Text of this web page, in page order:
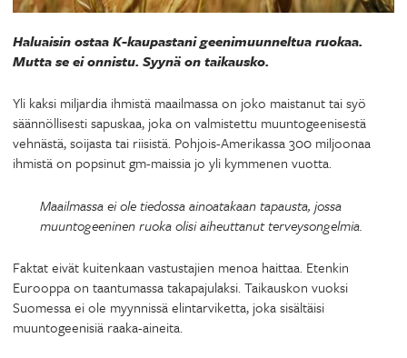
Haluaisin ostaa K-kaupastani geenimuunneltua ruokaa.
Mutta se ei onnistu. Syynä on taikausko.
Yli kaksi miljardia ihmistä maailmassa on joko maistanut tai syö
säännöllisesti sapuskaa, joka on valmistettu muuntogeenisestä
vehnästä, soijasta tai riisistä. Pohjois-Amerikassa 300 miljoonaa
ihmistä on popsinut gm-maissia jo yli kymmenen vuotta.
Maailmassa ei ole tiedossa ainoatakaan tapausta, jossa
muuntogeeninen ruoka olisi aiheuttanut terveysongelmia.
Faktat eivät kuitenkaan vastustajien menoa haittaa. Etenkin
Eurooppa on taantumassa takapajulaksi. Taikauskon vuoksi
Suomessa ei ole myynnissä elintarviketta, joka sisältäisi
muuntogeenisiä raaka-aineita.